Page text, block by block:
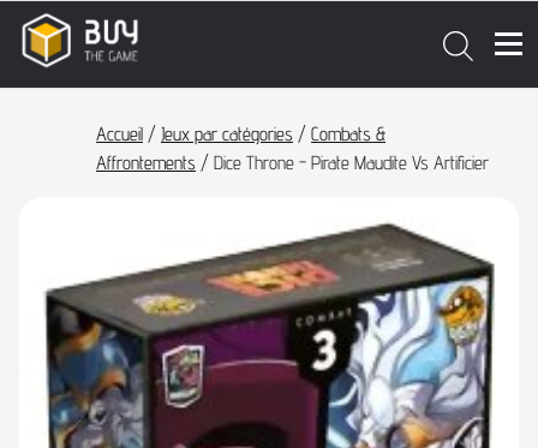
Accueil / Jeux par catégories / Combats &
Affrontements / Dice Throne - Pirate Maudite Vs Artificier